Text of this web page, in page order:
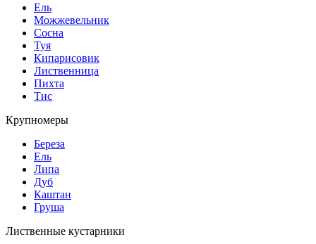
Ель
Можжевельник
Сосна
Туя
Кипарисовик
Лиственница
Пихта
Тис
Крупномеры
Береза
Ель
Липа
Дуб
Каштан
Груша
Лиственные кустарники